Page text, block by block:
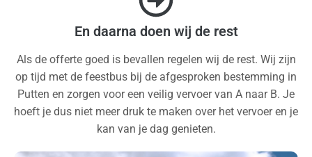
En daarna doen wij de rest
Als de offerte goed is bevallen regelen wij de rest. Wij zijn
op tijd met de feestbus bij de afgesproken bestemming in
Putten en zorgen voor een veilig vervoer van A naar B. Je
hoeft je dus niet meer druk te maken over het vervoer en je
kan van je dag genieten.